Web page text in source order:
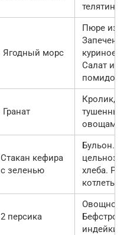
телятины
Ягодный морс
Пюре из
куриное
Салат из
помидора
Гранат
Кролик,
тушенный
овощами
Стакан кефира
с зеленью
Бульон. 2
хлеба.
котлеты
2 персика
Овощное
индейки